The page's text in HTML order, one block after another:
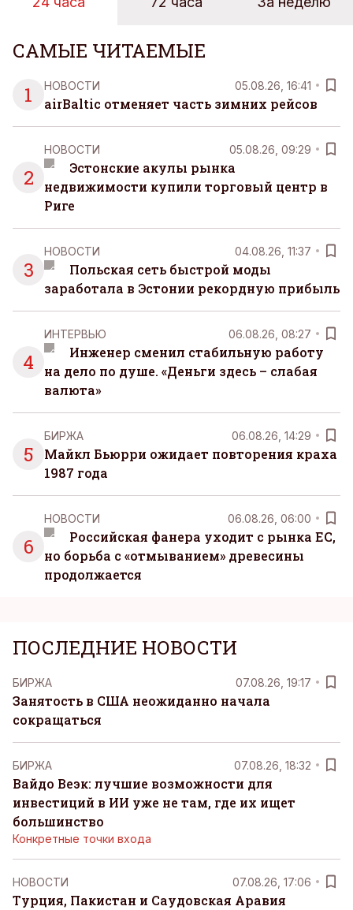
САМЫЕ ЧИТАЕМЫЕ
1
НОВОСТИ 05.08.26, 16:41
airBaltic отменяет часть зимних рейсов
2
НОВОСТИ 05.08.26, 09:29
Эстонские акулы рынка
недвижимости купили торговый центр в
Риге
3
НОВОСТИ 04.08.26, 11:37
Польская сеть быстрой моды
заработала в Эстонии рекордную прибыль
4
ИНТЕРВЬЮ 06.08.26, 08:27
Инженер сменил стабильную работу
на дело по душе. «Деньги здесь – слабая
валюта»
5
БИРЖА 06.08.26, 14:29
Майкл Бьюрри ожидает повторения краха
1987 года
6
НОВОСТИ 06.08.26, 06:00
Российская фанера уходит с рынка ЕС,
но борьба с «отмыванием» древесины
продолжается
ПОСЛЕДНИЕ НОВОСТИ
БИРЖА 07.08.26, 19:17
Занятость в США неожиданно начала
сокращаться
БИРЖА 07.08.26, 18:32
Вайдо Веэк: лучшие возможности для
инвестиций в ИИ уже не там, где их ищет
большинство
Конкретные точки входа
НОВОСТИ 07.08.26, 17:06
Турция, Пакистан и Саудовская Аравия